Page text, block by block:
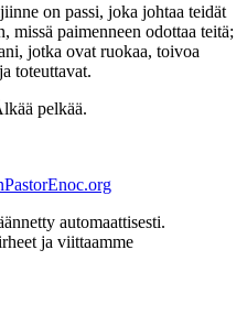
on passi, joka johtaa teidät
paimenneen odottaa teitä;
jotka ovat ruokaa, toivoa
toteuttavat.
pelkää.
automaattisesti.
ja viittaamme